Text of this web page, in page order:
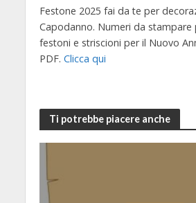
Festone 2025 fai da te per
Capodanno. Numeri da
festoni e striscioni per il Nuovo
PDF. Clicca qui
Ti potrebbe piacere anche